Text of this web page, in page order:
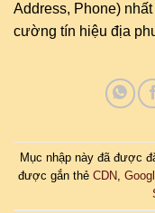
Address, Phone)
cường tín hiệu địa
Mục nhập này đã được
được gắn thẻ CDN,